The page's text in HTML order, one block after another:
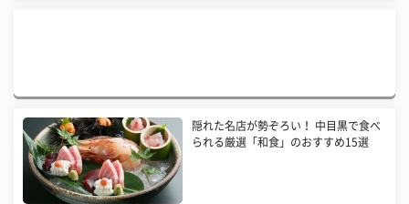
隠れた名店が勢ぞろい！ 中目黒で食べ
られる厳選「和食」のおすすめ15選